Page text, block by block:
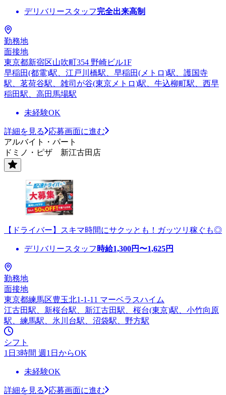
デリバリースタッフ完全出来高制
勤務地
面接地
東京都新宿区山吹町354 野崎ビル1F
早稲田(都電)駅、江戸川橋駅、早稲田(メトロ)駅、護国寺
駅、茗荷谷駅、雑司が谷(東京メトロ)駅、牛込柳町駅、西早
稲田駅、高田馬場駅
未経験OK
詳細を見る
応募画面に進む
アルバイト・パート
ドミノ・ピザ 新江古田店
【ドライバー】スキマ時間にサクッとも！ガッツリ稼ぐも◎
デリバリースタッフ 時給1,300円〜1,625円
勤務地
面接地
東京都練馬区豊玉北1-1-11 マーベラスハイム
江古田駅、新桜台駅、新江古田駅、桜台(東京)駅、小竹向原
駅、練馬駅、氷川台駅、沼袋駅、野方駅
シフト
1日3時間 週1日からOK
未経験OK
詳細を見る
応募画面に進む